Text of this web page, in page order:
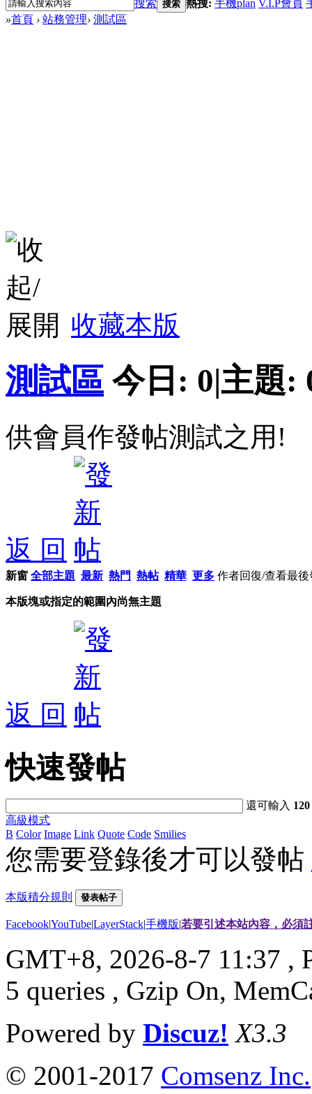
搜索 搜索 熱搜: 手機plan V.I.P會員
»首頁 › 站務管理› 測試區
收藏本版
測試區 今日: 0|主題:
供會員作發帖測試之用!
返 回
新窗 全部主題 最新 熱門 熱帖 精華 更多 作者回復/查看最後
本版塊或指定的範圍內尚無主題
返 回
快速發帖
還可輸入 120
高級模式
B Color Image Link Quote Code Smilies
您需要登錄後才可以發帖
本版積分規則 發表帖子
Facebook|YouTube|LayerStack|手機版|若要引述本站內容，必須
GMT+8, 2026-8-7 11:37 ,
5 queries , Gzip On,
Powered by Discuz! X3.3
© 2001-2017 Comsenz Inc.